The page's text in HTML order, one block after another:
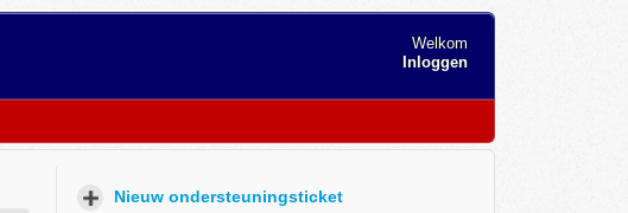
Welkom
Inloggen
Nieuw ondersteuningsticket